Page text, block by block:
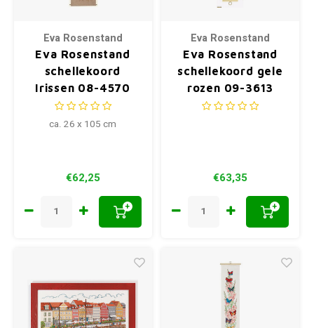
Eva Rosenstand
Eva Rosenstand
schellekoord
Irissen 08-4570
ca. 26 x 105 cm
€62,25
+
Eva Rosenstand
Eva Rosenstand
schellekoord gele
rozen 09-3613
€63,35
+